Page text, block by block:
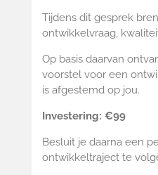
Tijdens dit gesprek
ontwikkelvraag,
Op basis daarvan
voorstel voor een
is afgestemd op jou.
Investering: €99
Besluit je daarna een
ontwikkeltraject te